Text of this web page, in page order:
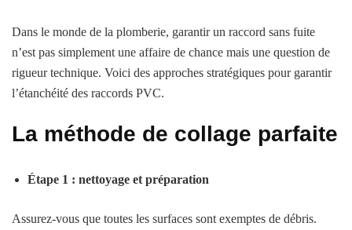
Dans le monde de la plomberie, garantir un raccord sans fuite
n’est pas simplement une affaire de chance mais une question de
rigueur technique. Voici des approches stratégiques pour garantir
l’étanchéité des raccords PVC.
La méthode de collage parfaite
Étape 1 : nettoyage et préparation
Assurez-vous que toutes les surfaces sont exemptes de débris.